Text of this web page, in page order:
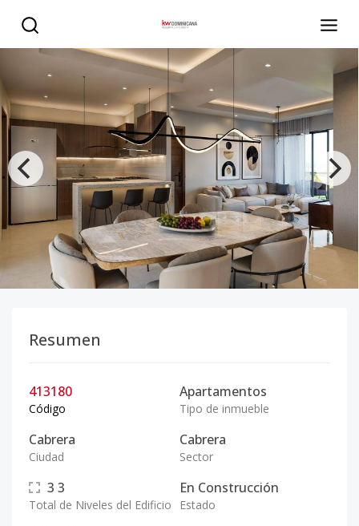
Resumen
413180
Código
Apartamentos
Tipo de inmueble
Cabrera
Ciudad
Cabrera
Sector
3 3
Total de Niveles del Edificio
En Construcción
Estado